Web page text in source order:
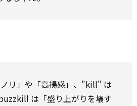
リ」や「高揚感」、"kill" は
は「盛り上がりを壊す